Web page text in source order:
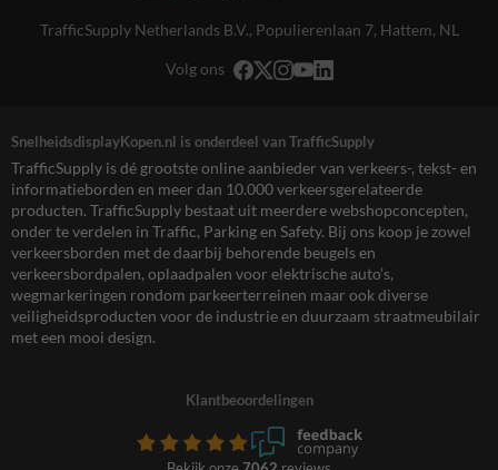
TrafficSupply Netherlands B.V., Populierenlaan 7, Hattem, NL
Volg ons
SnelheidsdisplayKopen.nl is onderdeel van TrafficSupply
TrafficSupply is dé grootste online aanbieder van verkeers-, tekst- en
informatieborden en meer dan 10.000 verkeersgerelateerde
producten. TrafficSupply bestaat uit meerdere webshopconcepten,
onder te verdelen in Traffic, Parking en Safety. Bij ons koop je zowel
verkeersborden met de daarbij behorende beugels en
verkeersbordpalen, oplaadpalen voor elektrische auto’s,
wegmarkeringen rondom parkeerterreinen maar ook diverse
veiligheidsproducten voor de industrie en duurzaam straatmeubilair
met een mooi design.
Klantbeoordelingen